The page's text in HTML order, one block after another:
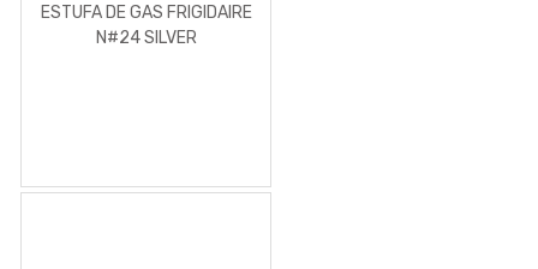
ESTUFA DE GAS FRIGIDAIRE
N#24 SILVER